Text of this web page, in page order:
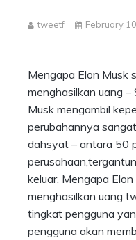
tweetf February
Mengapa Elon Musk
menghasilkan uang –
Musk mengambil
perubahannya
dahsyat – antara 50
keluar. Mengapa
menghasilkan uang
tingkat pengguna
pengguna akan